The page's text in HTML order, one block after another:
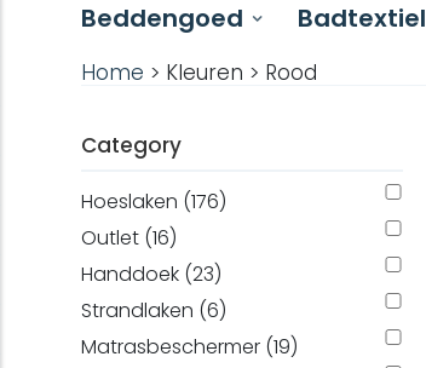
Beddengoed Badtextiel
Home > Kleuren > Rood
Category
Hoeslaken (176)
Outlet (16)
Handdoek (23)
Strandlaken (6)
Matrasbeschermer (19)